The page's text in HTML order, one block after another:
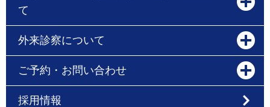
て
外来診察について
ご予約・お問い合わせ
採用情報